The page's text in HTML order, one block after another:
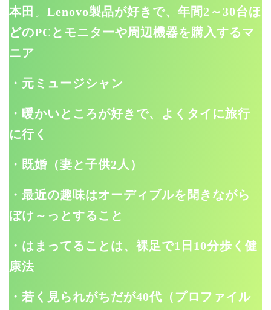
本田 。 Lenovo製品が好きで、年間2～30台ほ
どのPCとモニターや周辺機器を購入するマ
ニア
・元ミュージシャン
・暖かいところが好きで、よくタイに旅行
に行く
・既婚（妻と子供2人）
・最近の趣味はオーディブルを聞きながら
ぼけ～っとすること
・はまってることは、裸足で1日10分歩く健
康法
・若く見られがちだが40代（プロファイル